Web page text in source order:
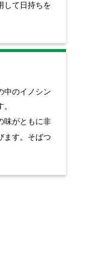
して日持ちを
中のイノシン
味がともに非
ます。そばつ